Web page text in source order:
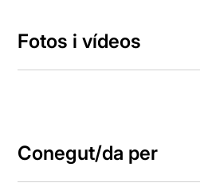
Fotos i vídeos
Conegut/da per